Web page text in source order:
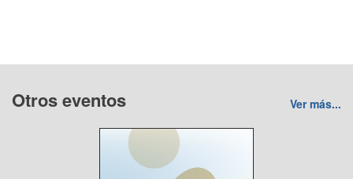
Otros eventos Ver más...